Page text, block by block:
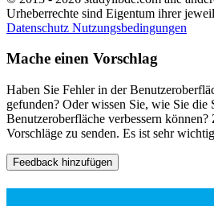
Urheberrechte sind Eigentum ihrer
Datenschutz Nutzungsbedingungen
Mache einen Vorschlag
Haben Sie Fehler in der
gefunden? Oder wissen Sie, wie Sie die
Benutzeroberfläche verbessern können?
Vorschläge zu senden. Es ist sehr
Feedback hinzufügen